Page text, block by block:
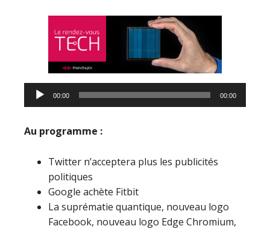
Lecteur
audio
00:00 00:00
Au programme :
Twitter n’acceptera plus les publicités
politiques
Google achète Fitbit
La suprématie quantique, nouveau logo
Facebook, nouveau logo Edge Chromium,